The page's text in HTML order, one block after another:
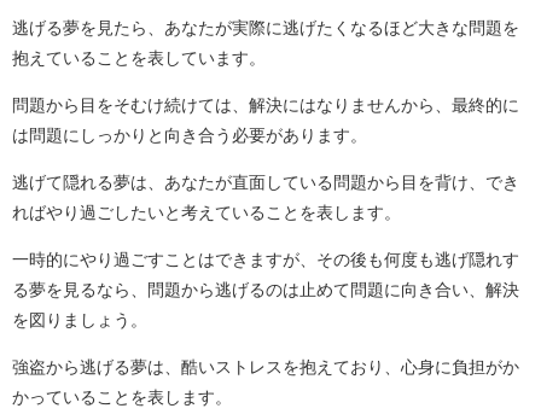
逃げる夢を見たら、あなたが実際に逃げたくなるほど大きな問題を
抱えていることを表しています。
問題から目をそむけ続けては、解決にはなりませんから、最終的に
は問題にしっかりと向き合う必要があります。
逃げて隠れる夢は、あなたが直面している問題から目を背け、でき
ればやり過ごしたいと考えていることを表します。
一時的にやり過ごすことはできますが、その後も何度も逃げ隠れす
る夢を見るなら、問題から逃げるのは止めて問題に向き合い、解決
を図りましょう。
強盗から逃げる夢は、酷いストレスを抱えており、心身に負担がか
かっていることを表します。